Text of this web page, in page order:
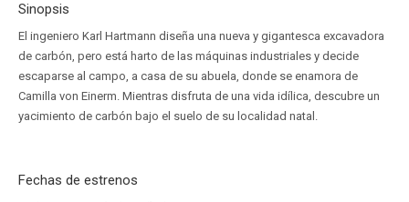
Sinopsis
El ingeniero Karl Hartmann diseña una nueva y gigantesca excavadora
de carbón, pero está harto de las máquinas industriales y decide
escaparse al campo, a casa de su abuela, donde se enamora de
Camilla von Einerm. Mientras disfruta de una vida idílica, descubre un
yacimiento de carbón bajo el suelo de su localidad natal.
Fechas de estrenos